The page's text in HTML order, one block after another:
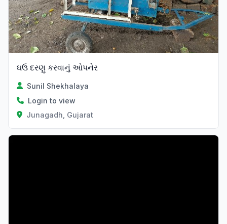
ઘઉ દરણુ કરવાનું ઓપનેર
Sunil Shekhalaya
Login to view
Junagadh, Gujarat